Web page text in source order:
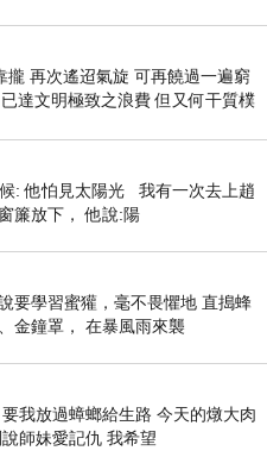
攏 再次遙迢氣旋 可再饒過一遍窮
達文明極致之浪費 但又何干質樸
: 他怕見太陽光 我有一次去上趙
簾放下， 他說:陽
要學習蜜獾，毫不畏懼地 直搗蜂
金鐘罩， 在暴風雨來襲
我放過蟑螂給生路 今天的燉大肉
師妹愛記仇 我希望